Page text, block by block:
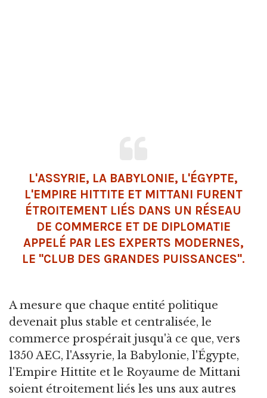
L'ASSYRIE, LA BABYLONIE, L'ÉGYPTE,
L'EMPIRE HITTITE ET MITTANI FURENT
ÉTROITEMENT LIÉS DANS UN RÉSEAU
DE COMMERCE ET DE DIPLOMATIE
APPELÉ PAR LES EXPERTS MODERNES,
LE "CLUB DES GRANDES PUISSANCES".
A mesure que chaque entité politique
devenait plus stable et centralisée, le
commerce prospérait jusqu'à ce que, vers
1350 AEC, l'Assyrie, la Babylonie, l'Égypte,
l'Empire Hittite et le Royaume de Mittani
soient étroitement liés les uns aux autres